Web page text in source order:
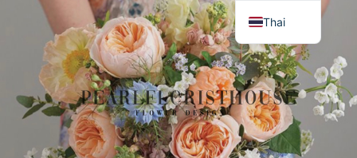
Thai
English